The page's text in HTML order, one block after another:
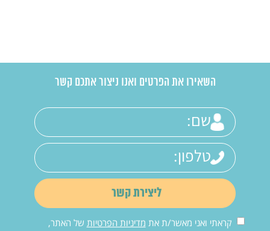
השאירו את הפרטים ואנו ניצור אתכם קשר
קראתי ואני מאשר/ת את מדיניות הפרטיות של האתר,